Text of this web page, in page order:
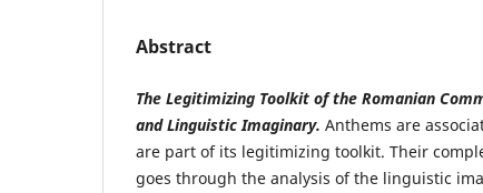
Abstract
The Legitimizing Toolkit of the Romanian
and Linguistic Imaginary. Anthems are
are part of its legitimizing toolkit. Their
goes through the analysis of the linguistic